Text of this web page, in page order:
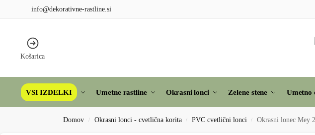
info@dekorativne-rastline.si
Košarica
VSI IZDELKI Umetne rastline Okrasni lonci Zelene stene Umetno
Domov / Okrasni lonci - cvetlična korita / PVC cvetlični lonci / Okrasni lonec Mey